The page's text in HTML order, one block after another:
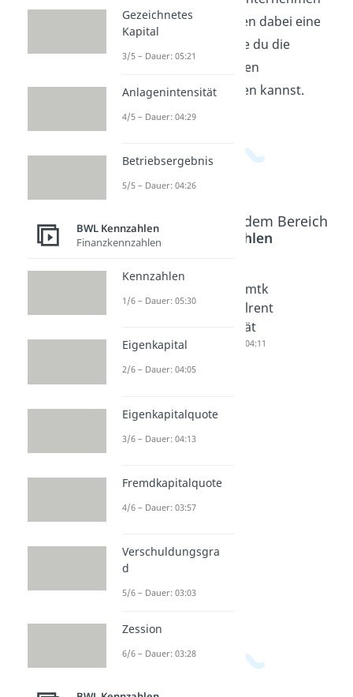
ist und welche Kennzahlen dabei eine
Rolle spielen. Erfahre, wie du die
Rentabilität deines eigenen
Unternehmens optimieren kannst.
Beliebte Inhalte aus dem Bereich
BWL Kennzahlen
talrentabi
Dauer: 04:56
pitalrenta
Dauer: 03:59
Gesamtk
apitalrent
abilität
Dauer: 04:11
Gezeichnetes
Kapital
3/5 – Dauer: 05:21
Anlagenintensität
4/5 – Dauer: 04:29
Betriebsergebnis
5/5 – Dauer: 04:26
BWL Kennzahlen
Finanzkennzahlen
Kennzahlen
1/6 – Dauer: 05:30
Eigenkapital
2/6 – Dauer: 04:05
Eigenkapitalquote
3/6 – Dauer: 04:13
Fremdkapitalquote
4/6 – Dauer: 03:57
Verschuldungsgra
d
5/6 – Dauer: 03:03
Zession
6/6 – Dauer: 03:28